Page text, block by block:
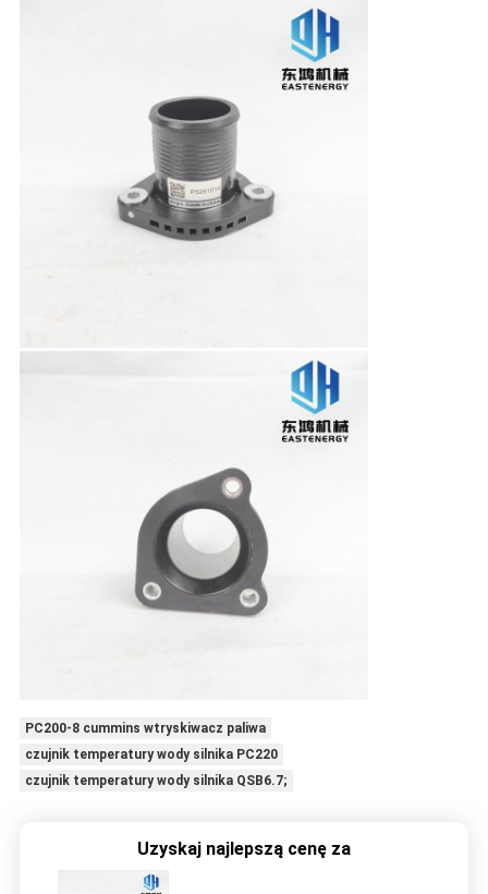
PC200-8 cummins wtryskiwacz paliwa
czujnik temperatury wody silnika PC220
czujnik temperatury wody silnika QSB6.7;
Uzyskaj najlepszą cenę za